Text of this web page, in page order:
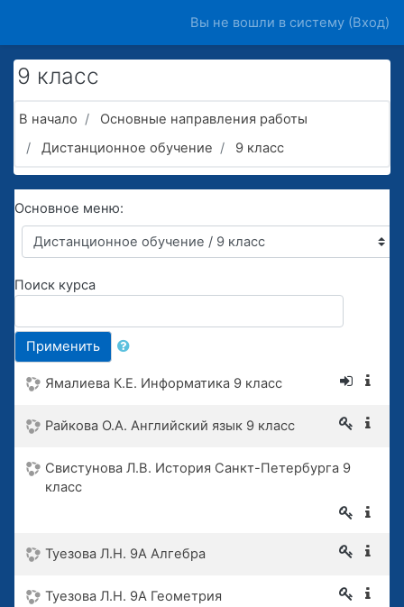
Вы не вошли в систему (Вход)
9 класс
В начало
Основные направления работы
Дистанционное обучение
9 класс
Основное меню:
Поиск курса
Применить
Ямалиева К.Е. Информатика 9 класс
Райкова О.А. Английский язык 9 класс
Свистунова Л.В. История Санкт-Петербурга 9
класс
Туезова Л.Н. 9А Алгебра
Туезова Л.Н. 9А Геометрия